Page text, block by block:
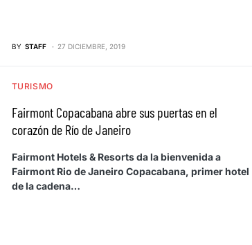
BY STAFF 27 DICIEMBRE, 2019
TURISMO
Fairmont Copacabana abre sus puertas en el
corazón de Río de Janeiro
Fairmont Hotels & Resorts da la bienvenida a
Fairmont Rio de Janeiro Copacabana, primer hotel
de la cadena…